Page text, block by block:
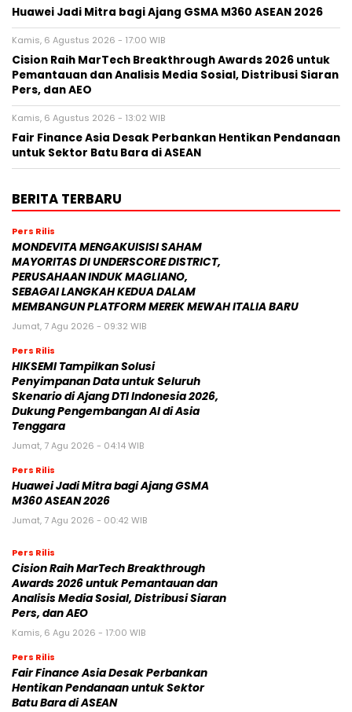
Huawei Jadi Mitra bagi Ajang GSMA M360 ASEAN 2026
Kamis, 6 Agustus 2026 - 17:00 WIB
Cision Raih MarTech Breakthrough Awards 2026 untuk
Pemantauan dan Analisis Media Sosial, Distribusi Siaran
Pers, dan AEO
Kamis, 6 Agustus 2026 - 13:02 WIB
Fair Finance Asia Desak Perbankan Hentikan Pendanaan
untuk Sektor Batu Bara di ASEAN
BERITA TERBARU
Pers Rilis
MONDEVITA MENGAKUISISI SAHAM
MAYORITAS DI UNDERSCORE DISTRICT,
PERUSAHAAN INDUK MAGLIANO,
SEBAGAI LANGKAH KEDUA DALAM
MEMBANGUN PLATFORM MEREK MEWAH ITALIA BARU
Jumat, 7 Agu 2026 - 09:32 WIB
Pers Rilis
HIKSEMI Tampilkan Solusi
Penyimpanan Data untuk Seluruh
Skenario di Ajang DTI Indonesia 2026,
Dukung Pengembangan AI di Asia
Tenggara
Jumat, 7 Agu 2026 - 04:14 WIB
Pers Rilis
Huawei Jadi Mitra bagi Ajang GSMA
M360 ASEAN 2026
Jumat, 7 Agu 2026 - 00:42 WIB
Pers Rilis
Cision Raih MarTech Breakthrough
Awards 2026 untuk Pemantauan dan
Analisis Media Sosial, Distribusi Siaran
Pers, dan AEO
Kamis, 6 Agu 2026 - 17:00 WIB
Pers Rilis
Fair Finance Asia Desak Perbankan
Hentikan Pendanaan untuk Sektor
Batu Bara di ASEAN